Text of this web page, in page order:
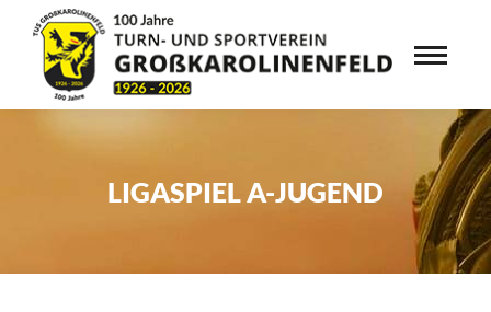
LIGASPIEL A-JUGEND